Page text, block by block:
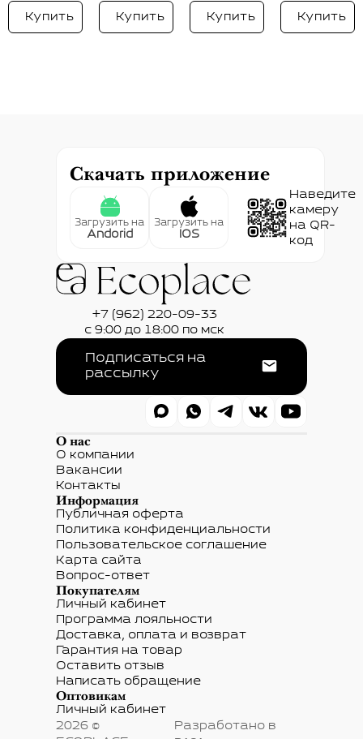
Купить Купить Купить Купить
Скачать приложение
Загрузить на
Andorid
Загрузить на
IOS
Наведите
камеру
на QR-
код
+7 (962) 220-09-33
с 9:00 до 18:00 по мск
Подписаться на
рассылку
О нас
О компании
Вакансии
Контакты
Информация
Публичная оферта
Политика конфиденциальности
Пользовательское соглашение
Карта сайта
Вопрос-ответ
Покупателям
Личный кабинет
Программа лояльности
Доставка, оплата и возврат
Гарантия на товар
Оставить отзыв
Написать обращение
Оптовикам
Личный кабинет
2026 ©
Разработано в